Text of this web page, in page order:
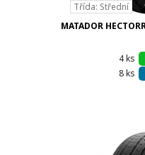
Třída: Střední
MATADOR
4 ks
8 ks